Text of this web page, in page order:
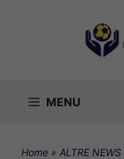
MENU
Home » ALTRE NEWS